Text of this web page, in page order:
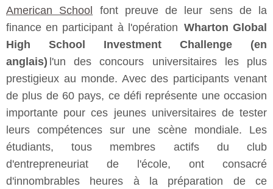
American School
font preuve de leur sens de la
finance en participant à l'opération Wharton Global
High School Investment Challenge (en
anglais) l'un des concours universitaires les plus
prestigieux au monde. Avec des participants venant
de plus de 60 pays, ce défi représente une occasion
importante pour ces jeunes universitaires de tester
leurs compétences sur une scène mondiale. Les
étudiants, tous membres actifs du club
d'entrepreneuriat de l'école, ont consacré
d'innombrables heures à la préparation de ce